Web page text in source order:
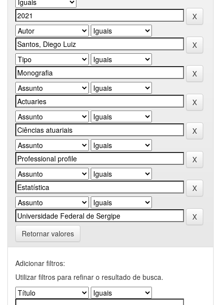
Retornar valores
Adicionar filtros:
Utilizar filtros para refinar o resultado de busca.